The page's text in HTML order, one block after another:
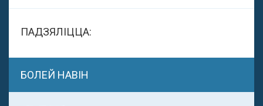
ПАДЗЯЛІЦЦА:
БОЛЕЙ НАВІН